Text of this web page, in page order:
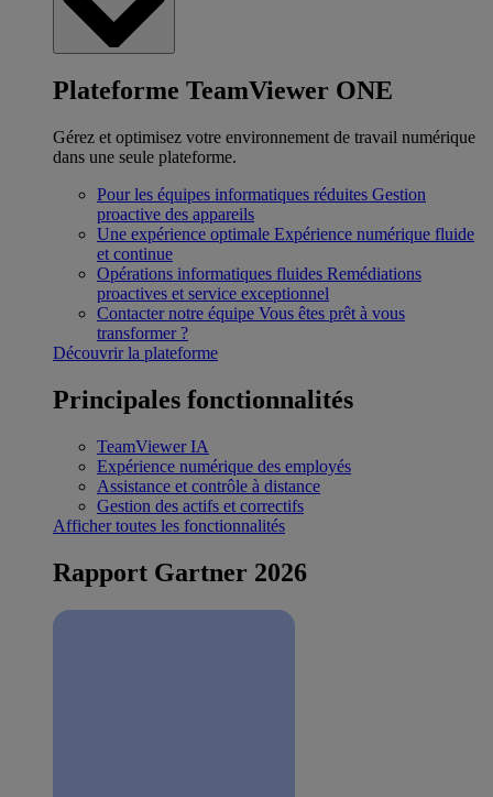
Plateforme TeamViewer ONE
Gérez et optimisez votre environnement de travail numérique
dans une seule plateforme.
Pour les équipes informatiques réduites Gestion
proactive des appareils
Une expérience optimale Expérience numérique fluide
et continue
Opérations informatiques fluides Remédiations
proactives et service exceptionnel
Contacter notre équipe Vous êtes prêt à vous
transformer ?
Découvrir la plateforme
Principales fonctionnalités
TeamViewer IA
Expérience numérique des employés
Assistance et contrôle à distance
Gestion des actifs et correctifs
Afficher toutes les fonctionnalités
Rapport Gartner 2026